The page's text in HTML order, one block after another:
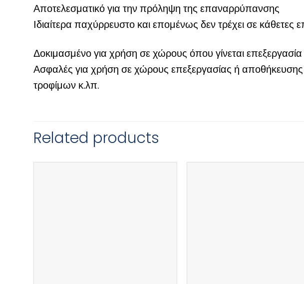
Αποτελεσματικό για την πρόληψη της επαναρρύπανσης
Ιδιαίτερα παχύρρευστο και επομένως δεν τρέχει σε κάθετες
Δοκιμασμένο για χρήση σε χώρους όπου γίνεται
Ασφαλές για χρήση σε χώρους επεξεργασίας ή
τροφίμων κ.λπ.
Related products